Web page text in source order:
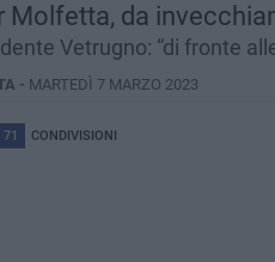
Molfetta, da
Vetrugno: “di fronte
- MARTEDÌ 7 MARZO 2023
71 CONDIVISIONI